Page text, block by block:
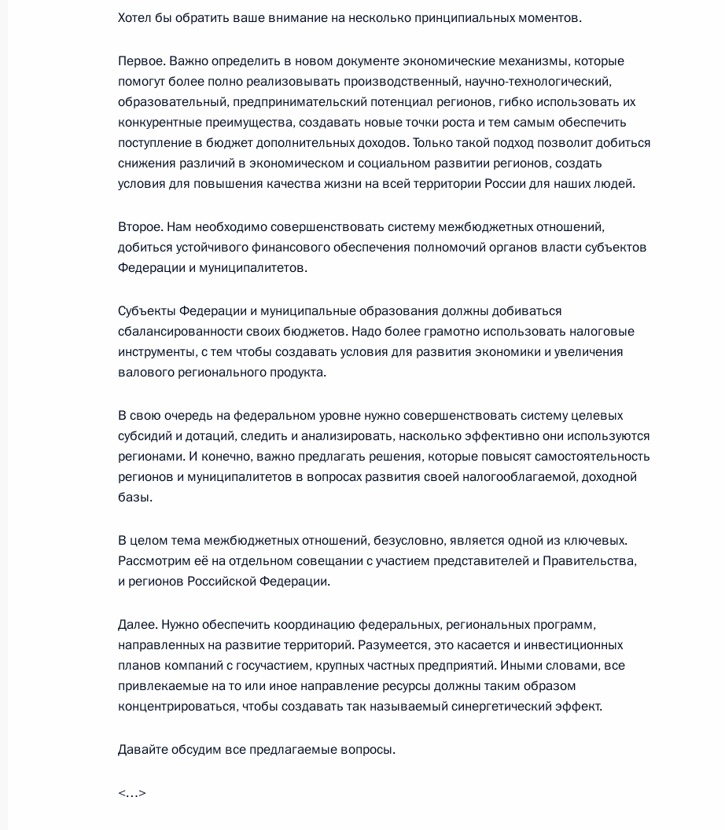
5 октября 2016 года, 12:30
В Госдуму внесен проект закона о приостановлении действия
соглашения между Россией и США об утилизации плутония
3 октября 2016 года, 16:15
Заседание Совета Безопасности
Поездка в Ижевск
20 сентября 2016 года
Заседание Военно-промышленной комиссии
20 сентября 2016 года, 17:30
Совещание с постоянными членами Совета Безопасности
12 сентября 2016 года, 14:10
Совещание по основным параметрам госпрограммы вооружения
на 2018–2025 годы
29 августа 2016 года, 14:20
Хотел бы обратить ваше внимание на несколько принципиальных моментов.
Первое. Важно определить в новом документе экономические механизмы, которые
помогут более полно реализовывать производственный, научно-технологический,
образовательный, предпринимательский потенциал регионов, гибко использовать их
конкурентные преимущества, создавать новые точки роста и тем самым обеспечить
поступление в бюджет дополнительных доходов. Только такой подход позволит добиться
снижения различий в экономическом и социальном развитии регионов, создать
условия для повышения качества жизни на всей территории России для наших людей.
Второе. Нам необходимо совершенствовать систему межбюджетных отношений,
добиться устойчивого финансового обеспечения полномочий органов власти субъектов
Федерации и муниципалитетов.
Субъекты Федерации и муниципальные образования должны добиваться
сбалансированности своих бюджетов. Надо более грамотно использовать налоговые
инструменты, с тем чтобы создавать условия для развития экономики и увеличения
валового регионального продукта.
В свою очередь на федеральном уровне нужно совершенствовать систему целевых
субсидий и дотаций, следить и анализировать, насколько эффективно они используются
регионами. И конечно, важно предлагать решения, которые повысят самостоятельность
регионов и муниципалитетов в вопросах развития своей налогооблагаемой, доходной
базы.
В целом тема межбюджетных отношений, безусловно, является одной из ключевых.
Рассмотрим её на отдельном совещании с участием представителей и Правительства,
и регионов Российской Федерации.
Далее. Нужно обеспечить координацию федеральных, региональных программ,
направленных на развитие территорий. Разумеется, это касается и инвестиционных
планов компаний с госучастием, крупных частных предприятий. Иными словами, все
привлекаемые на то или иное направление ресурсы должны таким образом
концентрироваться, чтобы создавать так называемый синергетический эффект.
Давайте обсудим все предлагаемые вопросы.
<…>